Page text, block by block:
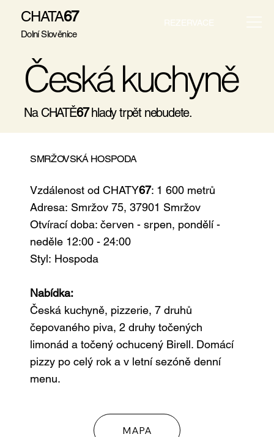
CHATA67
Dolní Slověnice
REZERVACE
Česká kuchyně
Na CHATĚ67hlady trpět nebudete.
SMRŽOVSKÁ HOSPODA
Vzdálenost od CHATY67: 1 600 metrů
Adresa: Smržov 75, 37901 Smržov
Otvírací doba: červen - srpen, pondělí -
neděle 12:00 - 24:00
Styl: Hospoda
Nabídka:
Česká kuchyně, pizzerie, 7 druhů
čepovaného piva, 2 druhy točených
limonád a točený ochucený Birell. Domácí
pizzy po celý rok a v letní sezóně denní
menu.
MAPA